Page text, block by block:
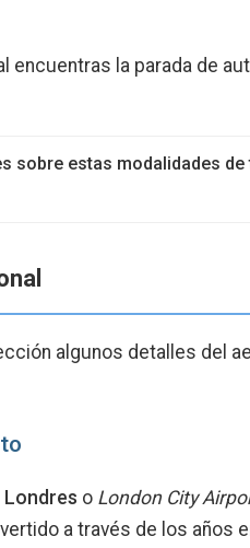
encuentras la parada de
sobre estas modalidades
algunos detalles del
Londres o London City
a través de los años